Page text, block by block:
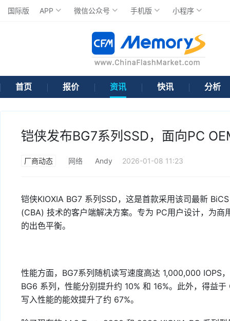
国际版 APP 微信公众号 手机版 小程序
首页 报价 资讯 快讯 分析
铠侠发布BG7系列SSD，面向PC
厂商动态 网络 Andy 2026-01-08 11:23
铠侠KIOXIA BG7 系列SSD，这是首款采用该司最新
(CBA) 技术的客户端解决方案。专为 PC用户设计，为
的出色平衡。
性能方面，BG7系列随机读写速度高达 1,000,000 IOPS
BG6 系列，性能分别提升约 10% 和 16%。此外，得益
写入性能的能效提升了约 67%。